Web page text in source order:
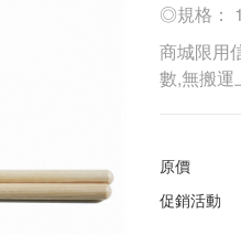
◎規格：
商城限用
數,無搬運
原價
促銷活動